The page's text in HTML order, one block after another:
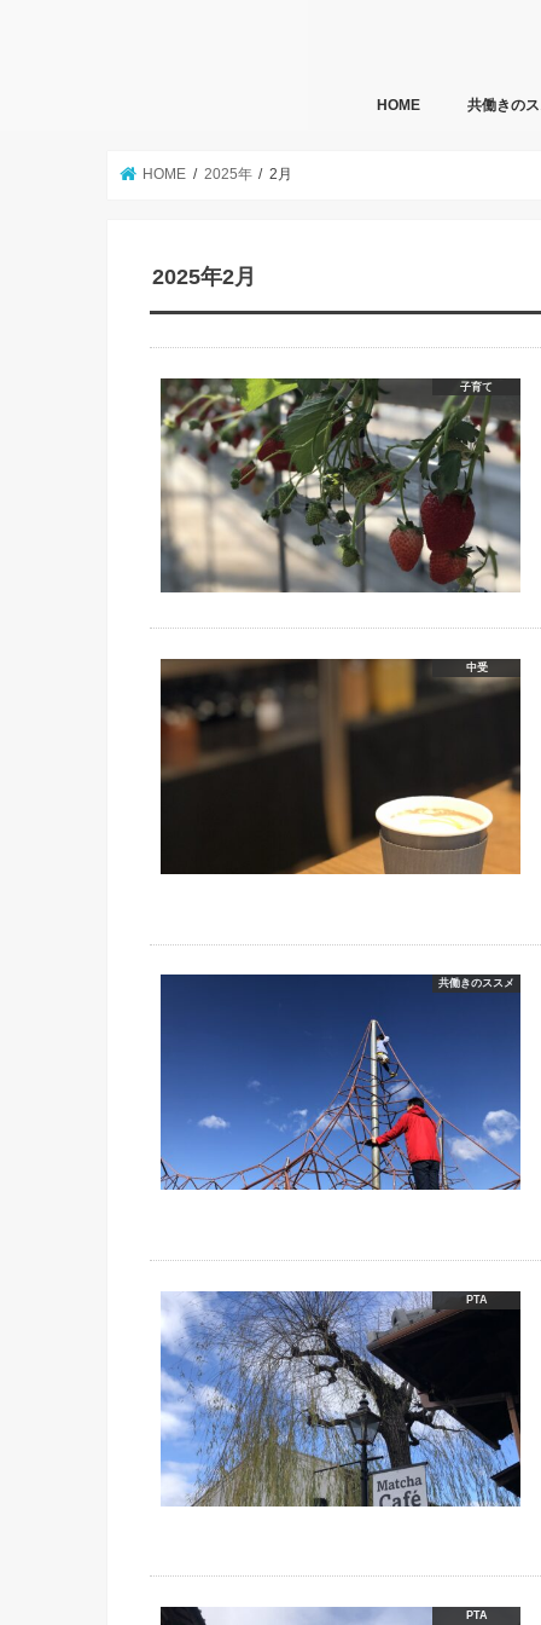
HOME 共働きの
HOME 2025年 2月
2025年2月
子育て
中受
共働きのススメ
PTA
PTA